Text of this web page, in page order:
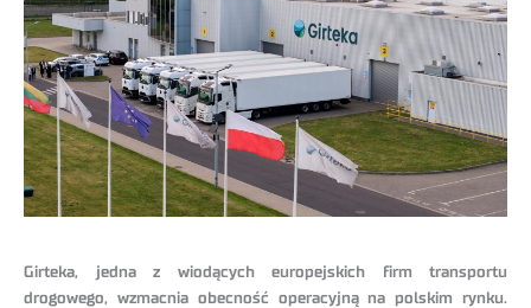
Girteka, jedna z wiodących europejskich firm transportu
drogowego, wzmacnia obecność operacyjną na polskim rynku.